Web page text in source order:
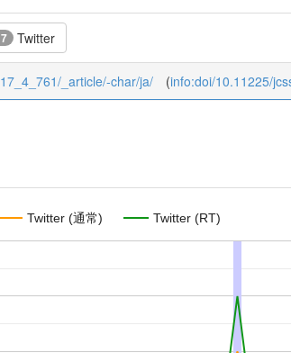
Twitter
_article/-char/ja/ (info:doi/10.11225/
Twitter (通常) Twitter (RT)